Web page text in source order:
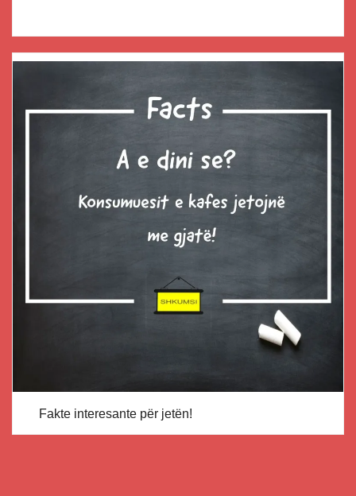
Fakte interesante për jetën!